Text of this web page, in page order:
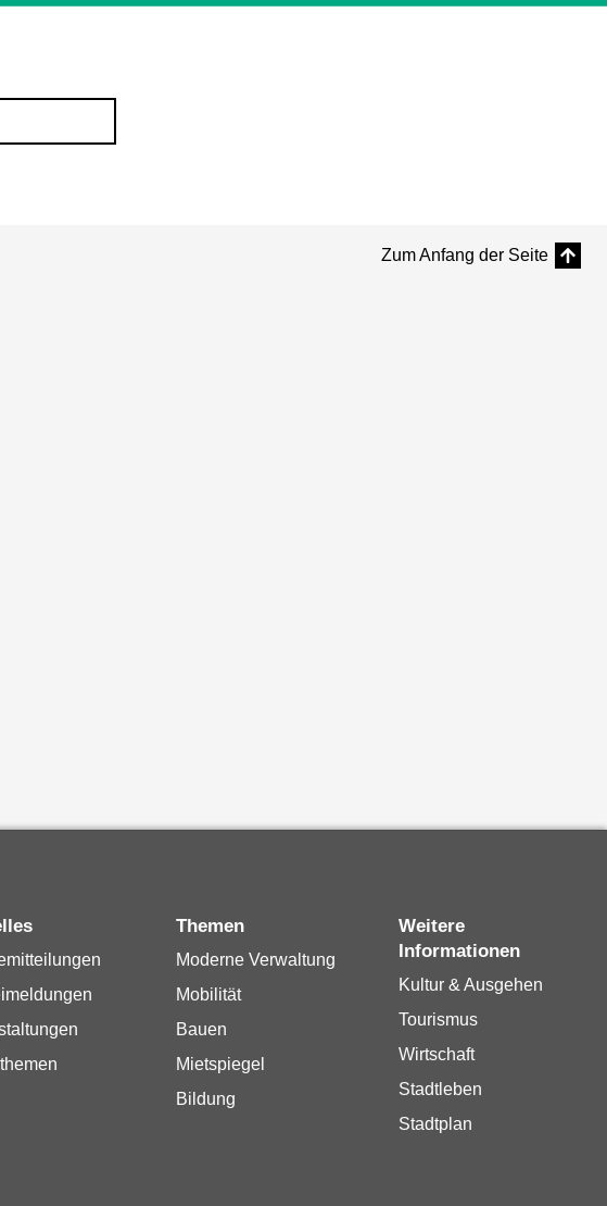
Zum Anfang der Seite
Themen
Moderne Verwaltung
Mobilität
Bauen
Mietspiegel
Bildung
Weitere
Informationen
Kultur & Ausgehen
Tourismus
Wirtschaft
Stadtleben
Stadtplan